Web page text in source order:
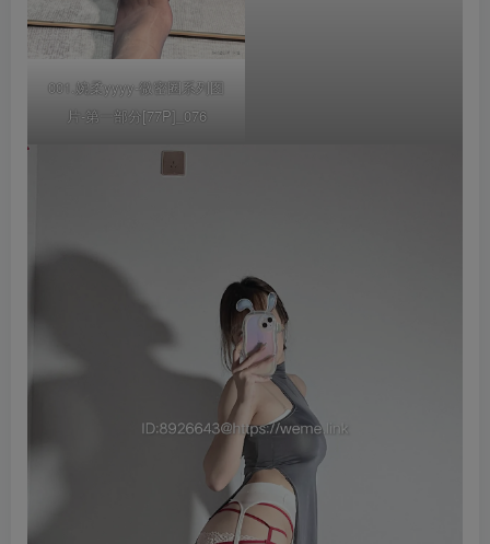
001.婉柔yyyy-微密圈系列图
片-第一部分[77P]_076